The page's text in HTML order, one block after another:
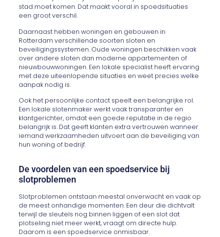
stad moet komen. Dat maakt vooral in spoedsituaties
een groot verschil.
Daarnaast hebben woningen en gebouwen in
Rotterdam verschillende soorten sloten en
beveiligingssystemen. Oude woningen beschikken vaak
over andere sloten dan moderne appartementen of
nieuwbouwwoningen. Een lokale specialist heeft ervaring
met deze uiteenlopende situaties en weet precies welke
aanpak nodig is.
Ook het persoonlijke contact speelt een belangrijke rol.
Een lokale slotenmaker werkt vaak transparanter en
klantgerichter, omdat een goede reputatie in de regio
belangrijk is. Dat geeft klanten extra vertrouwen wanneer
iemand werkzaamheden uitvoert aan de beveiliging van
hun woning of bedrijf.
De voordelen van een spoedservice bij
slotproblemen
Slotproblemen ontstaan meestal onverwacht en vaak op
de meest onhandige momenten. Een deur die dichtvalt
terwijl de sleutels nog binnen liggen of een slot dat
plotseling niet meer werkt, vraagt om directe hulp.
Daarom is een spoedservice onmisbaar.